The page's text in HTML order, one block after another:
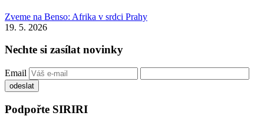
Zveme na Benso: Afrika v srdci Prahy
19. 5. 2026
Nechte si zasílat novinky
Email
Podpořte SIRIRI